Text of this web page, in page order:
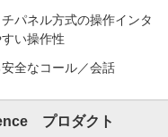
パネル方式の操作インタ
い操作性
全なコール／会話
プロダクト